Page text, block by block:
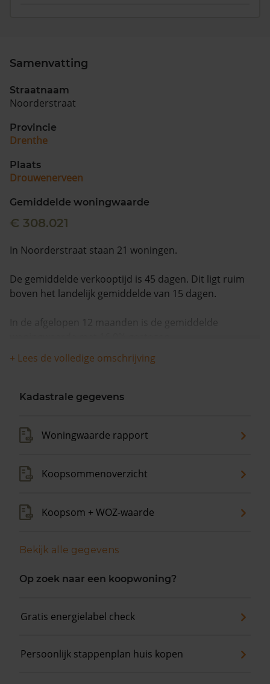
Samenvatting
Straatnaam
Noorderstraat
Provincie
Drenthe
Plaats
Drouwenerveen
Gemiddelde woningwaarde
€ 308.021
In Noorderstraat staan 21 woningen.
De gemiddelde verkooptijd is 45 dagen. Dit ligt ruim
boven het landelijk gemiddelde van 15 dagen.
In de afgelopen 12 maanden is de gemiddelde
+ Lees de volledige omschrijving
Kadastrale gegevens
Woningwaarde rapport
Koopsommenoverzicht
Koopsom + WOZ-waarde
Bekijk alle gegevens
Op zoek naar een koopwoning?
Gratis energielabel check
Persoonlijk stappenplan huis kopen